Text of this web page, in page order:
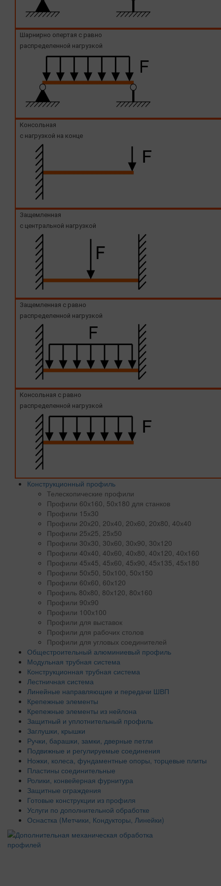
Шарнирно опертая с равно
распределенной нагрузкой
Консольная
с нагрузкой на конце
Защемленная
с центральной нагрузкой
Защемленная с равно
распределенной нагрузкой
Консольная с равно
распределенной нагрузкой
Конструкционный профиль
Телескопические профили
Профили 60х160, 50х180 для станков
Профили 15х30
Профили 20х20, 20х40, 20х60, 20x80, 40х40
Профили 25х25, 25х50
Профили 30х30, 30х60, 30х90, 30х120
Профили 40х40, 40х60, 40х80, 40х120, 40х160
Профили 45х45, 45х60, 45х90, 45х135, 45х180
Профили 50х50, 50х100, 50х150
Профили 60х60, 60х120
Профиль 80х80, 80х120, 80х160
Профили 90х90
Профили 100х100
Профили для выставок
Профили для рабочих столов
Профили для угловых соединителей
Общестроительный алюминиевый профиль
Модульная трубная система
Конструкционная трубная система
Лестничная система
Линейные направляющие и передачи ШВП
Крепежные элементы
Крепежные элементы из нейлона
Защитный и уплотнительный профиль
Заглушки, крышки
Ручки, барашки, замки, дверные петли
Подвижные и регулируемые соединения
Ножки, колеса, фундаментные опоры, торцевые плиты
Пластины соединительные
Ролики, конвейерная фурнитура
Защитные ограждения
Готовые конструкции из профиля
Услуги по дополнительной обработке
Оснастка (Метчики, Кондукторы, Линейки)